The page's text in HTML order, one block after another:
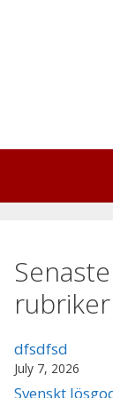
Senaste
dfsdfsd
July 7, 2026
Svenskt